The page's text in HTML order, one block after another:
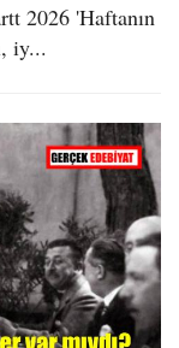
2026 'Haftanın
iy...